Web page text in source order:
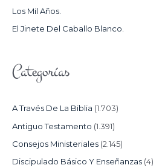
:Los Mil Años.
El Jinete Del Caballo Blanco.
Categorías
A Través De La Biblia (1.703)
Antiguo Testamento (1.391)
Consejos Ministeriales (2.145)
Discipulado Básico Y Enseñanzas (4)